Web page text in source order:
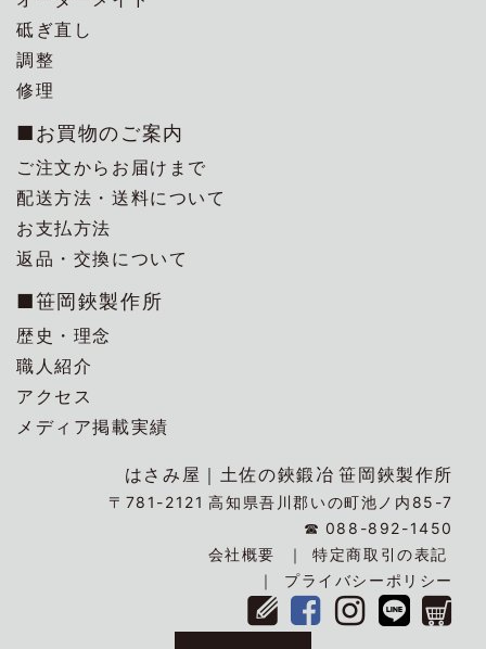
砥ぎ直し
調整
修理
■お買物のご案内
ご注文からお届けまで
配送方法・送料について
お支払方法
返品・交換について
■笹岡鋏製作所
歴史・理念
職人紹介
アクセス
メディア掲載実績
はさみ屋｜ 土佐の鋏鍛冶 笹岡鋏製作所
〒781-2121 高知県吾川郡いの町池ノ内85-7
☎ 088-892-1450
会社概要
特定商取引の表記
プライバシーポリシー